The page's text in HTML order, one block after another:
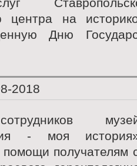
центра на
Дню
2018
- моя
помощи получателям